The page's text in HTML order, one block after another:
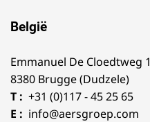
België
Emmanuel De Cloedtweg 1
8380 Brugge (Dudzele)
T : +31 (0)117 - 45 25 65
E : info@aersgroep.com